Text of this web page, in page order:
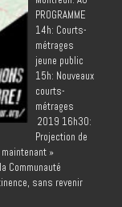
PROGRAMME
14h: Courts-
métrages
jeune public
15h: Nouveaux
courts-
métrages
2019 16h30:
Projection de
»
Communauté
sans revenir